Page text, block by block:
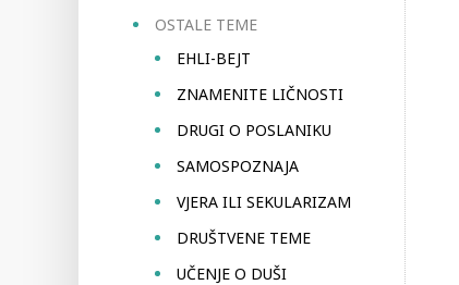
OSTALE TEME
EHLI-BEJT
ZNAMENITE LIČNOSTI
DRUGI O POSLANIKU
SAMOSPOZNAJA
VJERA ILI SEKULARIZAM
DRUŠTVENE TEME
UČENJE O DUŠI